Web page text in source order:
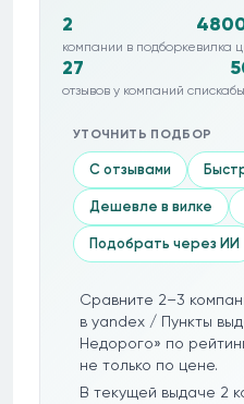
2
компании в подборкевилка
27
отзывов у компаний списка
УТОЧНИТЬ ПОДБОР
С отзывами
Дешевле в вилке
Подобрать через ИИ
Сравните 2–3
в yandex / Пункты
Недорого» по
не только по цене.
В текущей выдаче 2